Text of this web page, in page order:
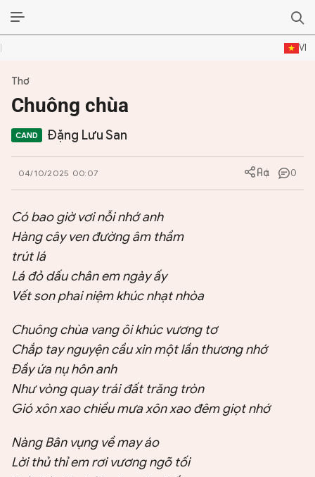
VI
ĐỜI SỐNG VĂN HÓA
TƯ LIỆU VĂN HÓA
TRUYỀN THỐNG
TRUYỆN
DIỄN ĐÀN
Thơ
Chuông chùa
Đặng Lưu San
04/10/2025 00:07 0
Có bao giờ vơi nỗi nhớ anh
Hàng cây ven đường âm thầm
trút lá
Lá đỏ dấu chân em ngày ấy
Vết son phai niệm khúc nhạt nhòa
Chuông chùa vang ôi khúc vương tơ
Chắp tay nguyện cầu xin một lần thương nhớ
Đầy ứa nụ hôn anh
Như vòng quay trái đất trăng tròn
Gió xôn xao chiều mưa xôn xao đêm giọt nhớ
Nàng Bân vụng về may áo
Lời thủ thỉ em rơi vương ngõ tối